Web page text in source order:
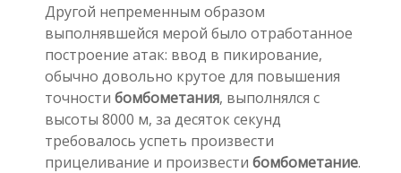
Другой непременным образом
выполнявшейся мерой было отработанное
построение атак: ввод в пикирование,
обычно довольно крутое для повышения
точности бомбометания, выполнялся с
высоты 8000 м, за десяток секунд
требовалось успеть произвести
прицеливание и произвести бомбометание.